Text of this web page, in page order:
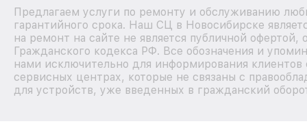
Предлагаем услуги по ремонту и обслуживанию
гарантийного срока. Наш СЦ в Новосибирске
на ремонт на сайте не является публичной
Гражданского кодекса РФ. Все обозначения и
нами исключительно для информирования
сервисных центрах, которые не связаны с
для устройств, уже введенных в гражданский